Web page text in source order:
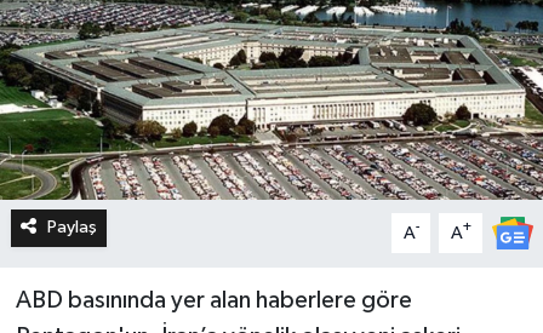
Paylaş A- A+
ABD basınında yer alan haberlere göre